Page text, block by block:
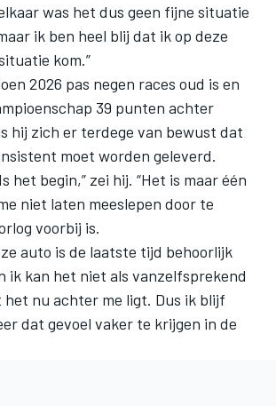
was het dus geen fijne situatie
ik ben heel blij dat ik op deze
kom.”
2026 pas negen races oud is en
39 punten achter
hij zich er terdege van bewust dat
moet worden geleverd.
het begin,” zei hij. “Het is maar één
niet laten meeslepen door te
voorbij is.
auto is de laatste tijd behoorlijk
ik kan het niet als vanzelfsprekend
het nu achter me ligt. Dus ik blijf
dat gevoel vaker te krijgen in de